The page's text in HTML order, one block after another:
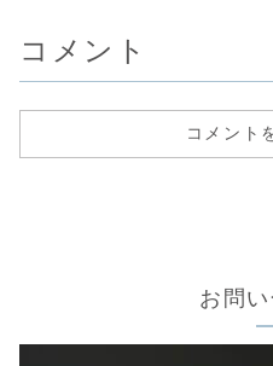
コメント
コメント
お問